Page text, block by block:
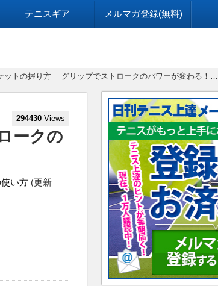
テニスギア メルマガ登録(無料)
ットの握り方 グリップでストロークのパワーが変わる！…
294430 Views
ークの
い方 (更新